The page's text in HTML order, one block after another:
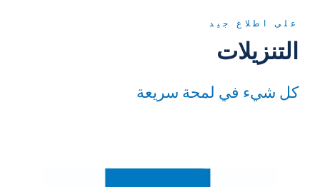
على اطلاع جيد
التنزيلات
كل شيء في لمحة سريعة